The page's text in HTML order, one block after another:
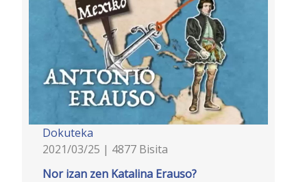
Dokuteka
2021/03/25 | 4877 Bisita
Nor izan zen Katalina Erauso?